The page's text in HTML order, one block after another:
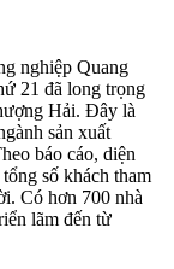
nghiệp Quang
21 đã long trọng
Hải. Đây là
sản xuất
báo cáo, diện
số khách tham
Có hơn 700 nhà
lãm đến từ